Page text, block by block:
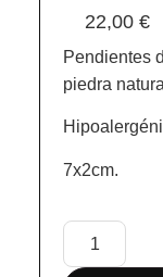
22,00€
Pendientes
piedra
7x2cm.